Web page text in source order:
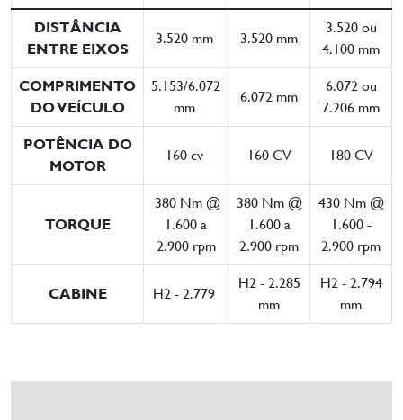
DISTÂNCIA
ENTRE EIXOS
3.520 mm 3.520 mm
3.520 ou
4.100 mm
COMPRIMENTO
DO VEÍCULO
5.153/6.072
mm
6.072 mm
6.072 ou
7.206 mm
POTÊNCIA DO
MOTOR
160 cv 160 CV 180 CV
TORQUE
380 Nm @
1.600 a
2.900 rpm
380 Nm @
1.600 a
2.900 rpm
430 Nm @
1.600 -
2.900 rpm
CABINE H2 - 2.779
H2 - 2.285
mm
H2 - 2.794
mm